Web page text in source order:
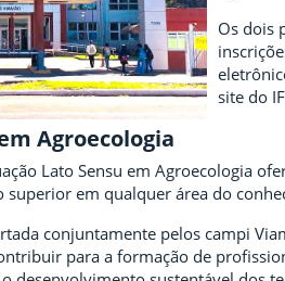
Os dois
site do
Agroecologia
Lato Sensu em Agroecologia
superior em qualquer área do
conjuntamente pelos campi
para a formação de